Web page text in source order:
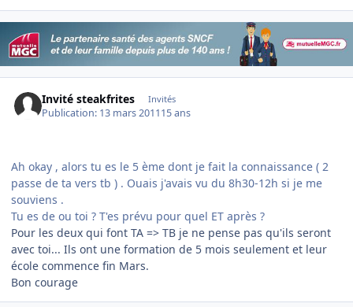
Invité steakfrites Invités
Publication: 13 mars 201115 ans
Ah okay , alors tu es le 5 ème dont je fait la connaissance ( 2
passe de ta vers tb ) . Ouais j'avais vu du 8h30-12h si je me
souviens .
Tu es de ou toi ? T'es prévu pour quel ET après ?
Pour les deux qui font TA => TB je ne pense pas qu'ils seront
avec toi... Ils ont une formation de 5 mois seulement et leur
école commence fin Mars.
Bon courage